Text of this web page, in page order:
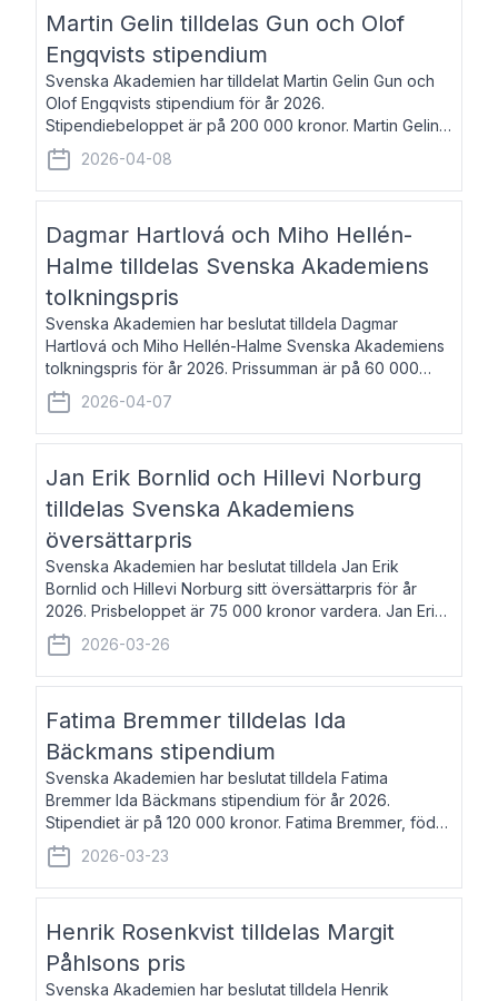
Martin Gelin tilldelas Gun och Olof
Engqvists stipendium
Svenska Akademien har tilldelat Martin Gelin Gun och
Olof Engqvists stipendium för år 2026.
Stipendiebeloppet är på 200 000 kronor. Martin Gelin,
född 1978, är journalist och författare. Han lever
numera i Paris men var under många år bosat
2026-04-08
Dagmar Hartlová och Miho Hellén-
Halme tilldelas Svenska Akademiens
tolkningspris
Svenska Akademien har beslutat tilldela Dagmar
Hartlová och Miho Hellén-Halme Svenska Akademiens
tolkningspris för år 2026. Prissumman är på 60 000
kronor var. Dagmar Hartlová, född 1951, översätter
huvudsakligen från svenska till tjeckiska
2026-04-07
Jan Erik Bornlid och Hillevi Norburg
tilldelas Svenska Akademiens
översättarpris
Svenska Akademien har beslutat tilldela Jan Erik
Bornlid och Hillevi Norburg sitt översättarpris för år
2026. Prisbeloppet är 75 000 kronor vardera. Jan Erik
Bornlid, född 1947, är översättare från tyska. Han är
främst känd för sina översät
2026-03-26
Fatima Bremmer tilldelas Ida
Bäckmans stipendium
Svenska Akademien har beslutat tilldela Fatima
Bremmer Ida Bäckmans stipendium för år 2026.
Stipendiet är på 120 000 kronor. Fatima Bremmer, född
1977, är journalist och författare. Hon utkom i fjol med
boken Ligan. Klarakvarterens blodsyst
2026-03-23
Henrik Rosenkvist tilldelas Margit
Påhlsons pris
Svenska Akademien har beslutat tilldela Henrik